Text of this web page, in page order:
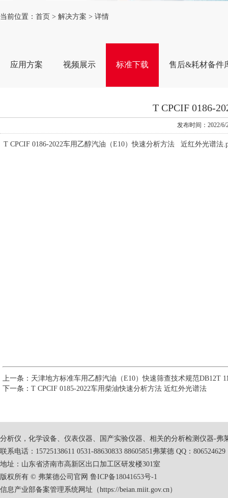
当前位置： 首页 > 解决方案 > 详情
应用方案 视频展示 标准下载 售后&耗材备件
T CPCIF 0186-
发布时间：
T CPCIF 0186-2022车用乙醇汽油（E10）快速分析方法 近红外光谱法
上一条： 天津地方标准车用乙醇汽油（E10）快速筛查技术规范DB12T
下一条： T CPCIF 0185-2022车用柴油快速分析方法 近红外光谱法
分析仪，化学设备、仪表仪器、国产实验仪器、相关的分析检测仪器-弗
联系电话：15725138611 0531-88630833 88605851弗莱德 QQ：806524629
地址：山东省济南市高新区出口加工区研发楼301室
版权所有 © 弗莱德公司官网 鲁ICP备18041653号-1
信息产业部备案管理系统网址（https://beian.miit.gov.cn）